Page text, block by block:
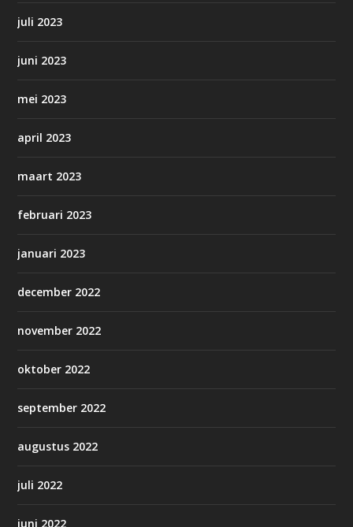
juli 2023
juni 2023
mei 2023
april 2023
maart 2023
februari 2023
januari 2023
december 2022
november 2022
oktober 2022
september 2022
augustus 2022
juli 2022
juni 2022